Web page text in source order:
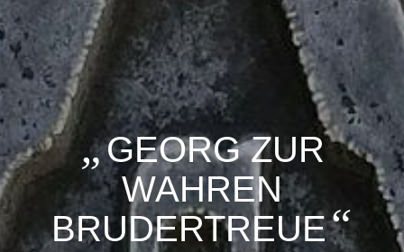
„GEORG ZUR
WAHREN
BRUDERTREUE“